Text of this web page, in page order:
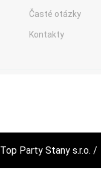
Časté otázky
Kontakty
Top Party Stany s.r.o. /